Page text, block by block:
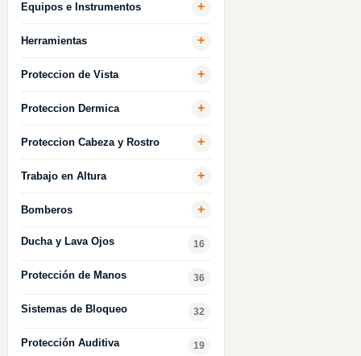
Equipos e Instrumentos +
Herramientas +
Proteccion de Vista +
Proteccion Dermica +
Proteccion Cabeza y Rostro +
Trabajo en Altura +
Bomberos +
Ducha y Lava Ojos 16
Protección de Manos 36
Sistemas de Bloqueo 32
Protección Auditiva 19